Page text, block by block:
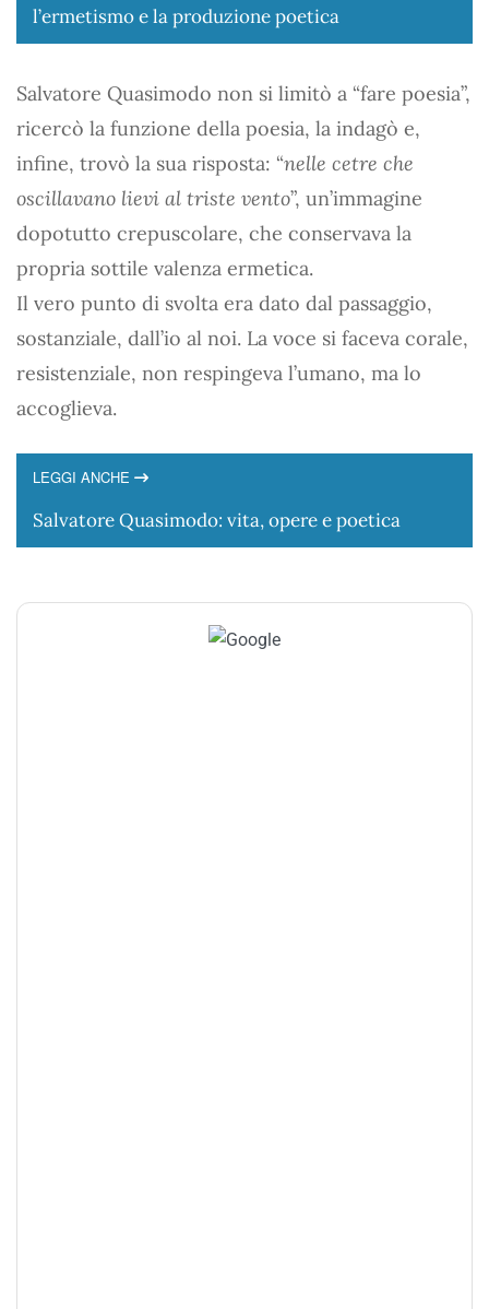
l’ermetismo e la produzione poetica
Salvatore Quasimodo non si limitò a “fare poesia”,
ricercò la funzione della poesia, la indagò e,
infine, trovò la sua risposta: “nelle cetre che
oscillavano lievi al triste vento”, un’immagine
dopotutto crepuscolare, che conservava la
propria sottile valenza ermetica.
Il vero punto di svolta era dato dal passaggio,
sostanziale, dall’io al noi. La voce si faceva corale,
resistenziale, non respingeva l’umano, ma lo
accoglieva.
LEGGI ANCHE
Salvatore Quasimodo: vita, opere e poetica